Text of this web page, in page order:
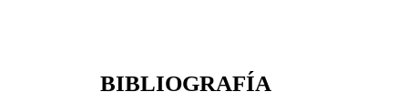
BIBLIOGRAFÍA